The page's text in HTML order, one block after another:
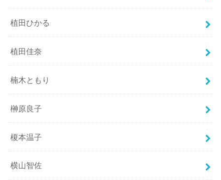
植田ひかる
植田佳奈
楠木ともり
榊原良子
榎本温子
横山智佐